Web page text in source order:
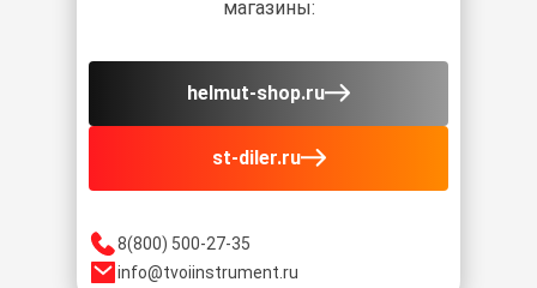
8(800) 500-27-35
info@tvoiinstrument.ru
магазины:
helmut-shop.ru
st-diler.ru